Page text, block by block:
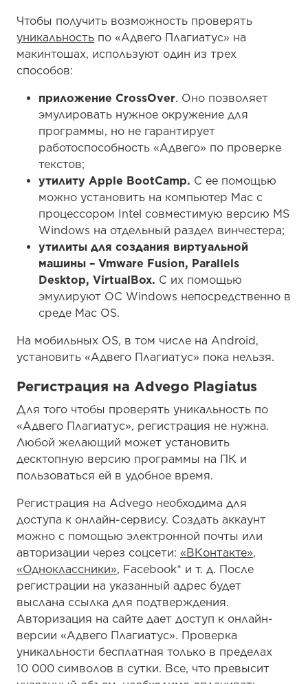
Чтобы получить возможность проверять
уникальность по «Адвего Плагиатус» на
макинтошах, используют один из трех
способов:
приложение CrossOver. Оно позволяет
эмулировать нужное окружение для
программы, но не гарантирует
работоспособность «Адвего» по проверке
текстов;
утилиту Apple BootCamp. С ее помощью
можно установить на компьютер Mac с
процессором Intel совместимую версию MS
Windows на отдельный раздел винчестера;
утилиты для создания виртуальной
машины – Vmware Fusion, Parallels
Desktop, VirtualBox. С их помощью
эмулируют ОС Windows непосредственно в
среде Mac OS.
На мобильных OS, в том числе на Android,
установить «Адвего Плагиатус» пока нельзя.
Регистрация на Advego Plagiatus
Для того чтобы проверять уникальность по
«Адвего Плагиатус», регистрация не нужна.
Любой желающий может установить
десктопную версию программы на ПК и
пользоваться ей в удобное время.
Регистрация на Advego необходима для
доступа к онлайн-сервису. Создать аккаунт
можно с помощью электронной почты или
авторизации через соцсети: «ВКонтакте»,
«Одноклассники», Facebook* и т. д. После
регистрации на указанный адрес будет
выслана ссылка для подтверждения.
Авторизация на сайте дает доступ к онлайн-
версии «Адвего Плагиатус». Проверка
уникальности бесплатная только в пределах
10 000 символов в сутки. Все, что превысит